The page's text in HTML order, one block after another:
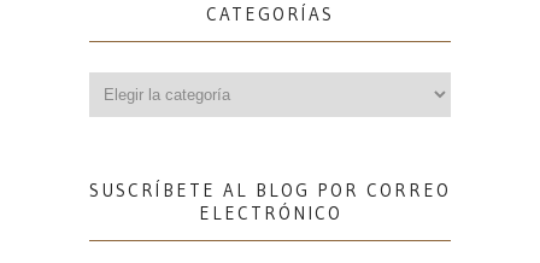
CATEGORÍAS
SUSCRÍBETE AL BLOG POR CORREO
ELECTRÓNICO